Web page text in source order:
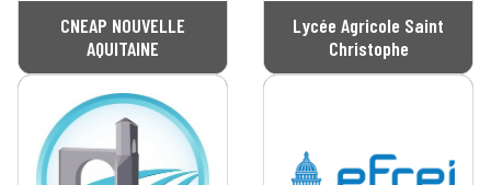
CNEAP NOUVELLE
AQUITAINE
Lycée Agricole Saint
Christophe